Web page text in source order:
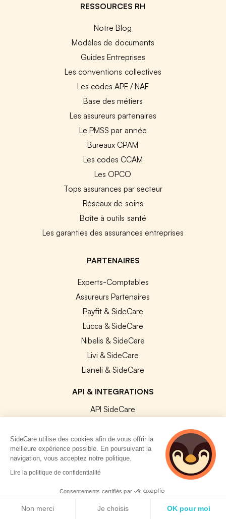
RESSOURCES RH
Notre Blog
Modèles de documents
Guides Entreprises
Les conventions collectives
Les codes APE / NAF
Base des métiers
Les assureurs partenaires
Le PMSS par année
Bureaux CPAM
Les codes CCAM
Les OPCO
Tops assurances par secteur
Réseaux de soins
Boîte à outils santé
Les garanties des assurances entreprises
PARTENAIRES
Experts-Comptables
Assureurs Partenaires
Payfit & SideCare
Lucca & SideCare
Nibelis & SideCare
Livi & SideCare
Lianeli & SideCare
API & INTEGRATIONS
API SideCare
A PROPOS
Se connecter
Centre d'aide
SideCare utilise des cookies afin de vous offrir la
meilleure expérience possible. En poursuivant la
navigation, vous acceptez notre politique.
Lire la politique de confidentialité
Consentements certifiés par
Non merci Je choisis OK pour moi
2 personnes
consultent
actuellement cette